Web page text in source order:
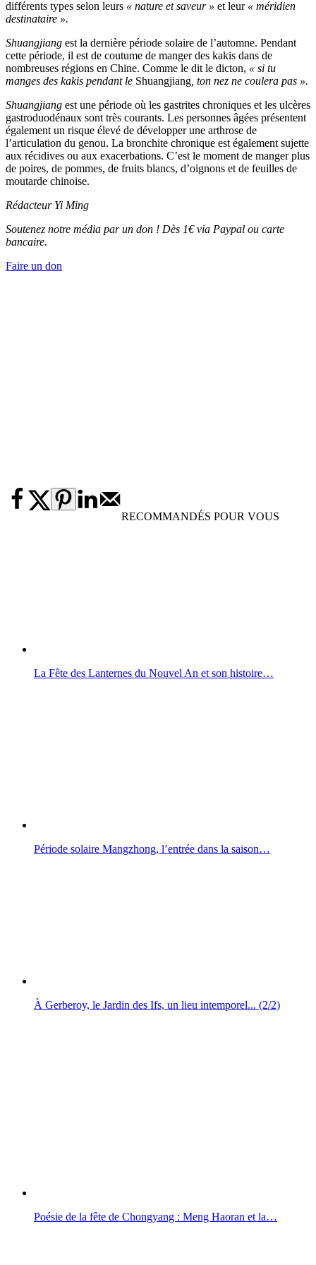
différents types selon leurs « nature et saveur » et leur « méridien
destinataire ».
Shuangjiang est la dernière période solaire de l’automne. Pendant
cette période, il est de coutume de manger des kakis dans de
nombreuses régions en Chine. Comme le dit le dicton, « si tu
manges des kakis pendant le Shuangjiang , ton nez ne coulera pas ».
Shuangjiang est une période où les gastrites chroniques et les ulcères
gastroduodénaux sont très courants. Les personnes âgées présentent
également un risque élevé de développer une arthrose de
l’articulation du genou. La bronchite chronique est également sujette
aux récidives ou aux exacerbations. C’est le moment de manger plus
de poires, de pommes, de fruits blancs, d’oignons et de feuilles de
moutarde chinoise.
Rédacteur Yi Ming
Soutenez notre média par un don ! Dès 1€ via Paypal ou carte
bancaire.
Faire un don
RECOMMANDÉS POUR VOUS
La Fête des Lanternes du Nouvel An et son histoire…
Période solaire Mangzhong, l’entrée dans la saison…
À Gerberoy, le Jardin des Ifs, un lieu intemporel... (2/2)
Poésie de la fête de Chongyang : Meng Haoran et la…